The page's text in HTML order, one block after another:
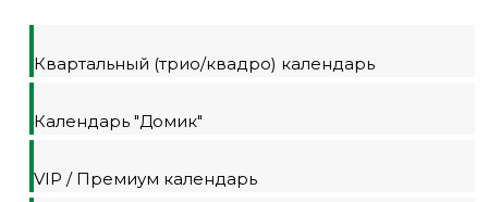
Квартальный (трио/квадро) календарь
Календарь "Домик"
VIP / Премиум календарь